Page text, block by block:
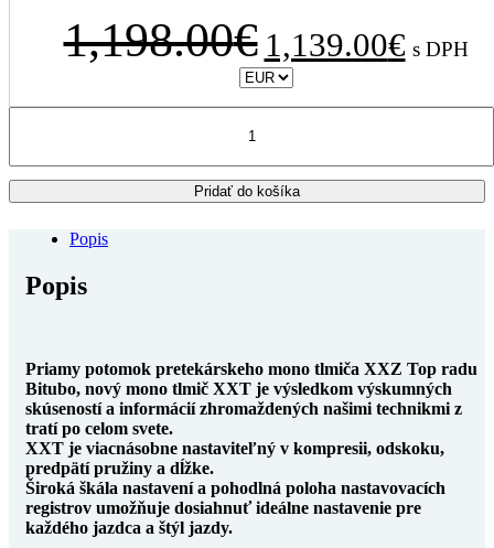
1,198.00€ cena
bola:
1,198.00€.
1,139.00€cena
s DPH
Bitubo
tlmič
D0050XXT11
Pridať do košíka
Popis
Popis
Priamy potomok pretekárskeho mono tlmiča XXZ Top radu
Bitubo, nový mono tlmič XXT je výsledkom výskumných
skúseností a informácií zhromaždených našimi technikmi z
tratí po celom svete.
XXT je viacnásobne nastaviteľný v kompresii, odskoku,
predpätí pružiny a dĺžke.
Široká škála nastavení a pohodlná poloha nastavovacích
registrov umožňuje dosiahnuť ideálne nastavenie pre
každého jazdca a štýl jazdy.